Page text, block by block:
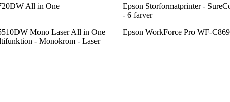
All in One
Epson Storformatprinter -
- 6 farver
Mono Laser All in One
- Monokrom - Laser
Epson WorkForce Pro WF-